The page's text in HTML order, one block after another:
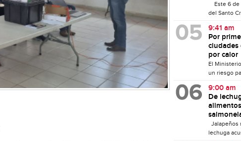
Este 6 de
del Santo
9:41 am
Por
ciudades
por calor
El
un riesgo
9:00 am
De
Jalapeños
lechuga